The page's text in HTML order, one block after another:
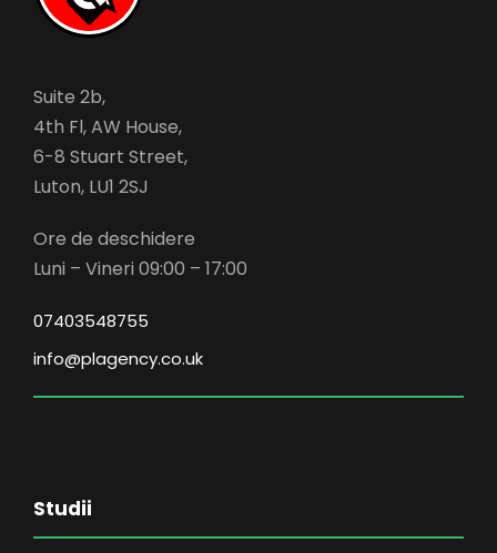
Suite 2b,
4th Fl, AW House,
6-8 Stuart Street,
Luton, LU1 2SJ
Ore de deschidere
Luni – Vineri 09:00 – 17:00
07403548755
info@plagency.co.uk
Studii